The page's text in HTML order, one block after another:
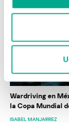
Wardriving en
la Copa Mundial
ISABEL MANJARREZ